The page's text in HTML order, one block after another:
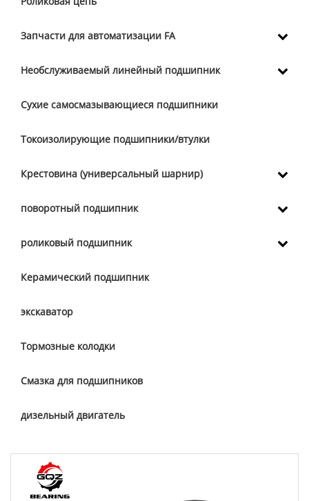
Запчасти для автоматизации FA
Необслуживаемый линейный подшипник
Сухие самосмазывающиеся подшипники
Токоизолирующие подшипники/втулки
Крестовина (универсальный шарнир)
поворотный подшипник
роликовый подшипник
Керамический подшипник
экскаватор
Тормозные колодки
Смазка для подшипников
дизельный двигатель